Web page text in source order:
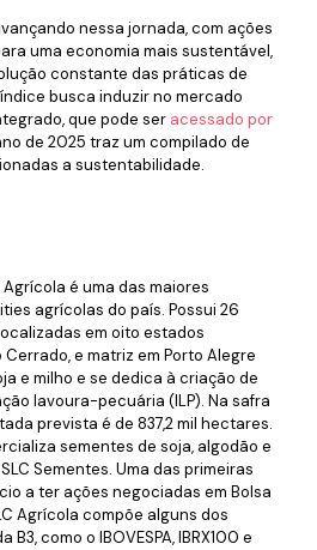
nessa jornada, com ações
uma economia mais sustentável,
constante das práticas de
busca induzir no mercado
que pode ser acessado por
de 2025 traz um compilado de
a sustentabilidade.
Agrícola é uma das maiores
agrícolas do país. Possui 26
em oito estados
e matriz em Porto Alegre
e milho e se dedica à criação de
lavoura-pecuária (ILP). Na safra
prevista é de 837,2 mil hectares.
sementes de soja, algodão e
Sementes. Uma das primeiras
a ter ações negociadas em Bolsa
Agrícola compõe alguns dos
como o IBOVESPA, IBRX100 e